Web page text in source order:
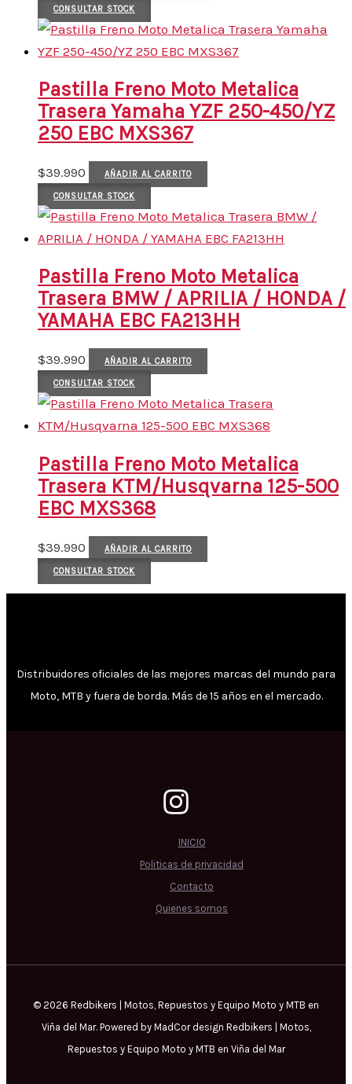
CONSULTAR STOCK
Pastilla Freno Moto Metalica
Trasera Yamaha YZF 250-450/YZ
250 EBC MXS367
$39.990 AÑADIR AL CARRITO
CONSULTAR STOCK
Pastilla Freno Moto Metalica
Trasera BMW / APRILIA / HONDA /
YAMAHA EBC FA213HH
$39.990 AÑADIR AL CARRITO
CONSULTAR STOCK
Pastilla Freno Moto Metalica
Trasera KTM/Husqvarna 125-500
EBC MXS368
$39.990 AÑADIR AL CARRITO
CONSULTAR STOCK
Distribuidores oficiales de las mejores marcas del mundo para
Moto, MTB y fuera de borda. Más de 15 años en el mercado.
INICIO
Politicas de privacidad
Contacto
Quienes somos
© 2026 Redbikers | Motos, Repuestos y Equipo Moto y MTB en
Viña del Mar. Powered by MadCor design Redbikers | Motos,
Repuestos y Equipo Moto y MTB en Viña del Mar